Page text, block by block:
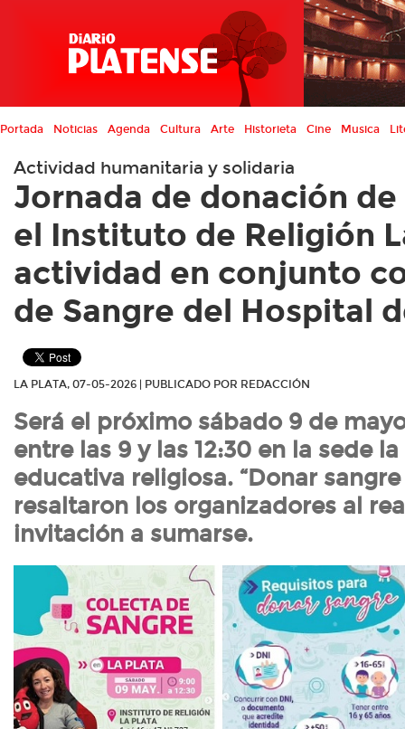
Portada Noticias Agenda Cultura Arte Historieta Cine Musica
Actividad humanitaria y solidaria
Jornada de donación
el Instituto de Religión
actividad en conjunto
de Sangre del Hospital
LA PLATA, 07-05-2026 | PUBLICADO POR REDACCIÓN
Será el próximo sábado 9 de
entre las 9 y las 12:30 en la sede
educativa religiosa. “Donar
resaltaron los organizadores al
invitación a sumarse.